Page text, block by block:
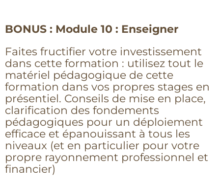
BONUS : Module 10 : Enseigner
Faites fructifier votre investissement
dans cette formation : utilisez tout le
matériel pédagogique de cette
formation dans vos propres stages en
présentiel. Conseils de mise en place,
clarification des fondements
pédagogiques pour un déploiement
efficace et épanouissant à tous les
niveaux (et en particulier pour votre
propre rayonnement professionnel et
financier)